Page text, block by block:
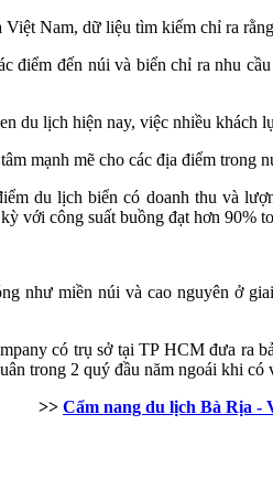
Nam, dữ liệu tìm kiếm chỉ ra
điểm đến núi và biển chỉ ra nhu
du lịch hiện nay, việc nhiều khách
mạnh mẽ cho các địa điểm
du lịch biển có doanh thu và
với công suất buồng đạt hơn
như miền núi và cao nguyên ở
có trụ sở tại TP HCM đưa ra
trong 2 quý đầu năm ngoái khi
>> Cẩm nang du lịch Bà Rịa -